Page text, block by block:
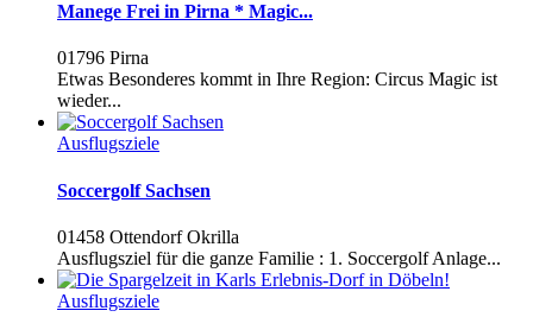
Manege Frei in Pirna * Magic...
01796 Pirna
Etwas Besonderes kommt in Ihre Region: Circus Magic ist
wieder...
Ausflugsziele
Soccergolf Sachsen
01458 Ottendorf Okrilla
Ausflugsziel für die ganze Familie : 1. Soccergolf Anlage...
Ausflugsziele